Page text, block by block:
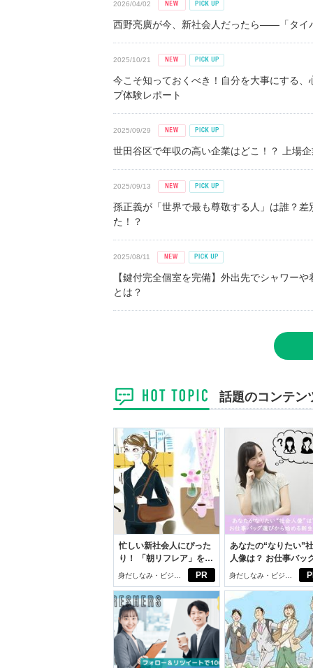
2026/04/02
西野亮廣が今、新社会人だったら――「タイ
2025/10/21
今こそ知っておくべき！自分を大事にする
プ体験レポート
2025/09/29
世田谷区で年収の高い企業はどこ！？ 上場
2025/09/13
孫正義が「世界で最も尊敬する人」は誰？
た！？
2025/08/11
【鍵付完全個室を完備】外出先でシャワー
とは？
話題のコンテン
PR
忙しい新社会人にぴった
り！ 「朝リフレア」をは
じめよう。しっかりニオ
イケアして24時間快適。
身だしなみ・ビジネ
スアイテム
あなたの“なりたい”
人像は？ お仕事バッ
びから始める新生活
身だしなみ・ビジネ
スアイテム